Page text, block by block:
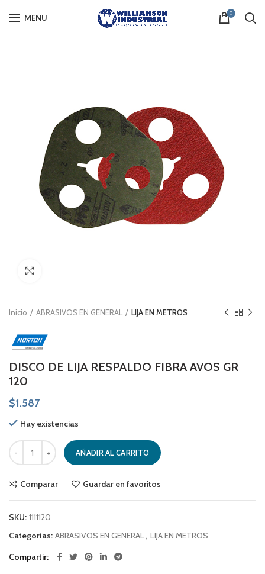
MENU 0
Inicio ABRASIVOS EN GENERAL LIJA EN METROS
DISCO DE LIJA RESPALDO FIBRA AVOS GR
120
$1.587
Hay existencias
DISCO DE LIJA RESPALDO FIBRA AVOS GR 120 cantidad
AÑADIR AL CARRITO
Comparar Guardar en favoritos
SKU: 1111120
Categorías: ABRASIVOS EN GENERAL, LIJA EN METROS
Compartir